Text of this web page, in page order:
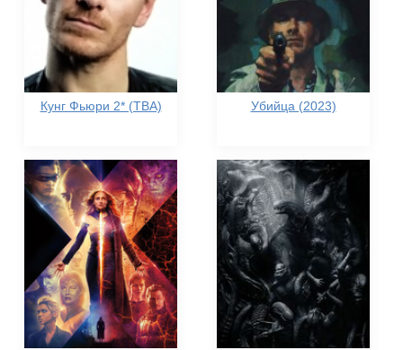
Кунг Фьюри 2* (TBA) Убийца (2023)